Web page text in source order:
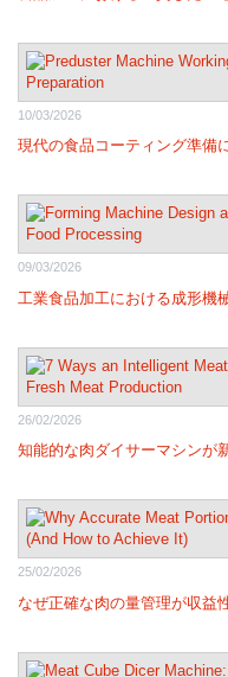
10/03/2026
現代の食品コーティング準備
09/03/2026
工業食品加工における成形機
26/02/2026
知能的な肉ダイサーマシンが
25/02/2026
なぜ正確な肉の量管理が収益